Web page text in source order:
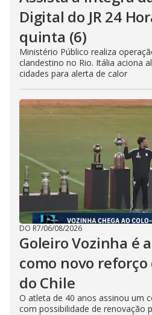
Digital do JR 24
quinta (6)
Ministério Público realiza
clandestino no Rio. Itália aciona
cidades para alerta de calor
DO R7/06/08/2026
Goleiro Vozinha é
como novo reforço
do Chile
O atleta de 40 anos assinou um
com possibilidade de renovação